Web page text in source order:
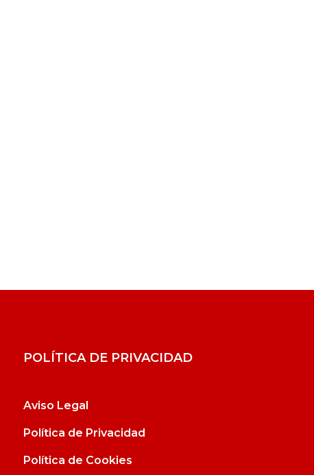
POLÍTICA DE PRIVACIDAD
Aviso Legal
Política de Privacidad
Política de Cookies